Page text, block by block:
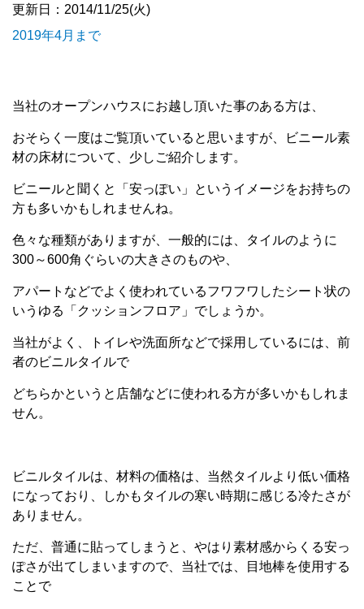
更新日：2014/11/25(火)
2019年4月まで
当社のオープンハウスにお越し頂いた事のある方は、
おそらく一度はご覧頂いていると思いますが、ビニール素
材の床材について、少しご紹介します。
ビニールと聞くと「安っぽい」というイメージをお持ちの
方も多いかもしれませんね。
色々な種類がありますが、一般的には、タイルのように
300～600角ぐらいの大きさのものや、
アパートなどでよく使われているフワフワしたシート状の
いうゆる「クッションフロア」でしょうか。
当社がよく、トイレや洗面所などで採用しているには、前
者のビニルタイルで
どちらかというと店舗などに使われる方が多いかもしれま
せん。
ビニルタイルは、材料の価格は、当然タイルより低い価格
になっており、しかもタイルの寒い時期に感じる冷たさが
ありません。
ただ、普通に貼ってしまうと、やはり素材感からくる安っ
ぽさが出てしまいますので、当社では、目地棒を使用する
ことで